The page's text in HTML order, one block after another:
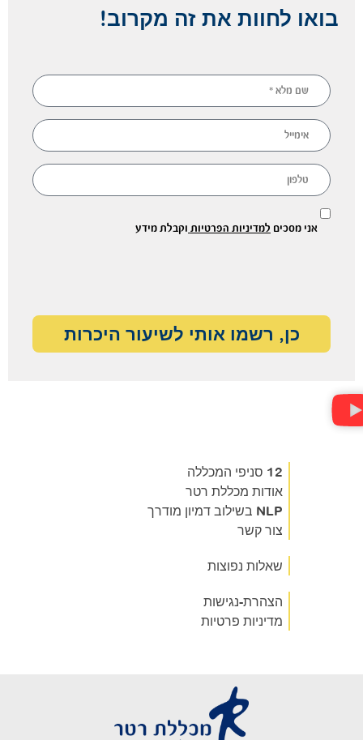
בואו לחוות את זה מקרוב!
אני מסכים למדיניות הפרטיות וקבלת מידע
כן, רשמו אותי לשיעור היכרות
12 סניפי המכללה
אודות מכללת רטר
NLP בשילוב דמיון מודרך
צור קשר
שאלות נפוצות
הצהרת-נגישות
מדיניות פרטיות